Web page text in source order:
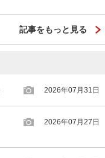
記事をもっと見る
2026年07月31日
2026年07月27日